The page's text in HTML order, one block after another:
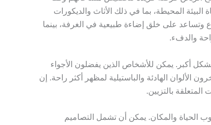
المحيطة، بما في ذلك الأثاث والديكورات
وتساعد على خلق إضاءة طبيعية في الغرفة، بينما
والدفء.
بشكل أكبر. يمكن للأشخاص الذين يفضلون الأجواء
الألوان الهادئة والباستيلية لمظهر أكثر راحة. إن
بالتزيين.
الحياة والمكان. يمكن أن تشمل التصاميم